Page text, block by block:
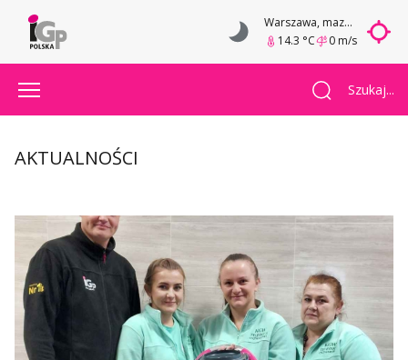
Warszawa, mazowieckie
14.3 °C
0 m/s
Szukaj...
AKTUALNOŚCI